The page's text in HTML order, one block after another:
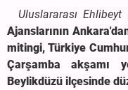
Uluslararası
Ajanslarının
mitingi, Türkiye
Çarşamba akşamı
Beylikdüzü ilçesinde